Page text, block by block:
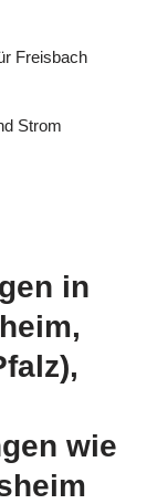
in
wie